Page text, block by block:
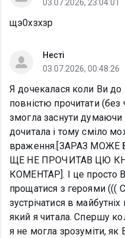
03.07.2026, 23:04:01
щэ0хзхзр
Несті
03.07.2026, 00:48:26
Я дочекалася коли Ви
повністю прочитати
змогла заснути
дочитала і тому сміло
враження.[ЗАРАЗ
ЩЕ НЕ ПРОЧИТАВ ЦЮ
КОМЕНТАР]. І це просто
прощатися з героями (((
зустрічатися в
який я читала. Спершу
я не могла зрозуміти,